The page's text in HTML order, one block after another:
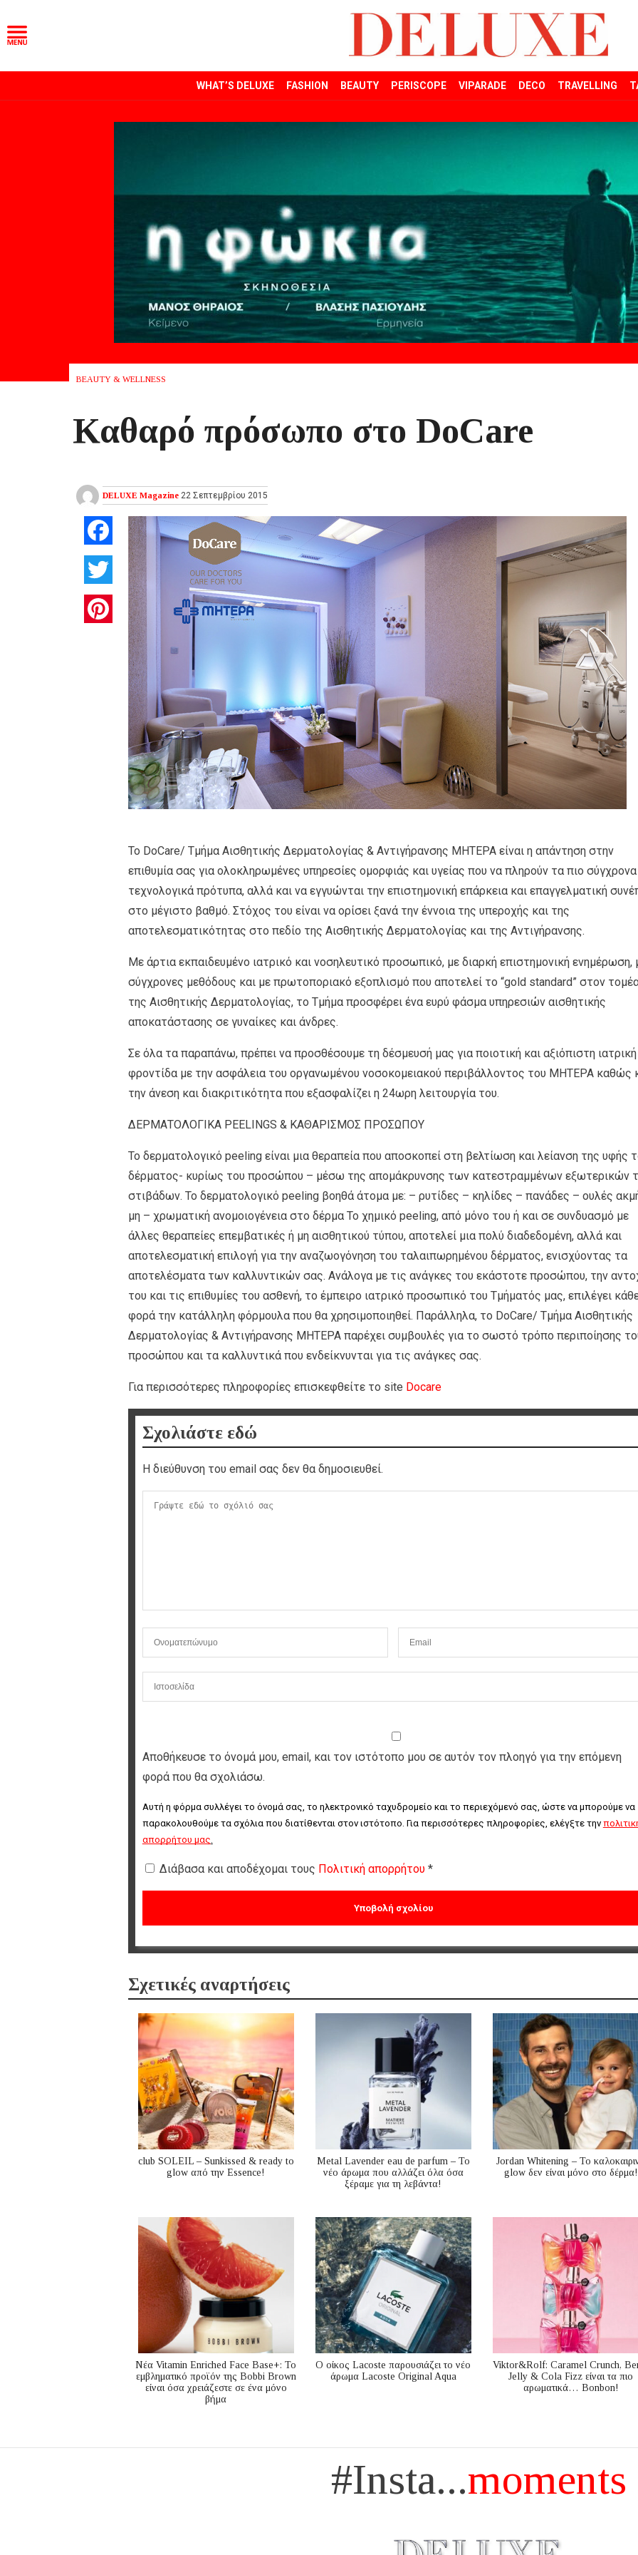
WHAT’S DELUXE FASHION BEAUTY PERISCOPE VIPARADE DECO TRAVELLING
BEAUTY & WELLNESS
Καθαρό πρόσωπο στο DoCare
DELUXE Magazine 22 Σεπτεμβρίου 2015
Facebook
Twitter
Pinterest
Το DoCare/ Τμήμα Αισθητικής Δερματολογίας & Αντιγήρανσης ΜΗΤΕΡΑ είναι η απάντηση στην
επιθυμία σας για ολοκληρωμένες υπηρεσίες ομορφιάς και υγείας που να πληρούν τα πιο σύγχρονα
τεχνολογικά πρότυπα, αλλά και να εγγυώνται την επιστημονική επάρκεια και επαγγελματική
στο μέγιστο βαθμό. Στόχος του είναι να ορίσει ξανά την έννοια της υπεροχής και της
αποτελεσματικότητας στο πεδίο της Αισθητικής Δερματολογίας και της Αντιγήρανσης.
Με άρτια εκπαιδευμένο ιατρικό και νοσηλευτικό προσωπικό, με διαρκή επιστημονική ενημέρωση,
σύγχρονες μεθόδους και με πρωτοποριακό εξοπλισμό που αποτελεί το “gold standard” στον
της Αισθητικής Δερματολογίας, το Τμήμα προσφέρει ένα ευρύ φάσμα υπηρεσιών αισθητικής
αποκατάστασης σε γυναίκες και άνδρες.
Σε όλα τα παραπάνω, πρέπει να προσθέσουμε τη δέσμευσή μας για ποιοτική και αξιόπιστη ιατρική
φροντίδα με την ασφάλεια του οργανωμένου νοσοκομειακού περιβάλλοντος του ΜΗΤΕΡΑ καθώς
την άνεση και διακριτικότητα που εξασφαλίζει η 24ωρη λειτουργία του.
ΔΕΡΜΑΤΟΛΟΓΙΚΑ PEELINGS & KΑΘΑΡΙΣΜΟΣ ΠΡΟΣΩΠΟΥ
Το δερματολογικό peeling είναι μια θεραπεία που αποσκοπεί στη βελτίωση και λείανση της υφής
δέρματος- κυρίως του προσώπου – μέσω της απομάκρυνσης των κατεστραμμένων εξωτερικών
στιβάδων. Το δερματολογικό peeling βοηθά άτομα με: – ρυτίδες – κηλίδες – πανάδες – ουλές
μη – χρωματική ανομοιογένεια στο δέρμα Το χημικό peeling, από μόνο του ή και σε συνδυασμό με
άλλες θεραπείες επεμβατικές ή μη αισθητικού τύπου, αποτελεί μια πολύ διαδεδομένη, αλλά και
αποτελεσματική επιλογή για την αναζωογόνηση του ταλαιπωρημένου δέρματος, ενισχύοντας τα
αποτελέσματα των καλλυντικών σας. Ανάλογα με τις ανάγκες του εκάστοτε προσώπου, την
του και τις επιθυμίες του ασθενή, το έμπειρο ιατρικό προσωπικό του Τμήματός μας, επιλέγει
φορά την κατάλληλη φόρμουλα που θα χρησιμοποιηθεί. Παράλληλα, το DoCare/ Τμήμα Αισθητικής
Δερματολογίας & Αντιγήρανσης ΜΗΤΕΡΑ παρέχει συμβουλές για το σωστό τρόπο περιποίησης
προσώπου και τα καλλυντικά που ενδείκνυνται για τις ανάγκες σας.
Για περισσότερες πληροφορίες επισκεφθείτε το site Docare
Σχολιάστε εδώ
Η διεύθυνση του email σας δεν θα δημοσιευθεί.
Αποθήκευσε το όνομά μου, email, και τον ιστότοπο μου σε αυτόν τον πλοηγό για την επόμενη
φορά που θα σχολιάσω.
Αυτή η φόρμα συλλέγει το όνομά σας, το ηλεκτρονικό ταχυδρομείο και το περιεχόμενό σας, ώστε να μπορούμε να
παρακολουθούμε τα σχόλια που διατίθενται στον ιστότοπο. Για περισσότερες πληροφορίες, ελέγξτε την
απορρήτου μας.
Διάβασα και αποδέχομαι τους Πολιτική απορρήτου *
Σχετικές αναρτήσεις
club SOLEIL – Sunkissed & ready to
glow από την Essence!
Metal Lavender eau de parfum – Το
νέο άρωμα που αλλάζει όλα όσα
ξέραμε για τη λεβάντα!
Jordan Whitening – Το
glow δεν είναι μόνο στο δέρμα!
Nέα Vitamin Enriched Face Base+: Το
εμβληματικό προϊόν της Bobbi Brown
είναι όσα χρειάζεστε σε ένα μόνο
βήμα
Ο οίκος Lacoste παρουσιάζει το νέο
άρωμα Lacoste Original Aqua
Viktor&Rolf: Caramel Crunch,
Jelly & Cola Fizz είναι τα πιο
αρωματικά… Bonbon!
#Insta...moments